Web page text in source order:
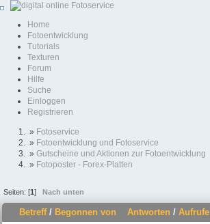
Home
Fotoentwicklung
Tutorials
Texturen
Forum
Hilfe
Suche
Einloggen
Registrieren
» Fotoservice
» Fotoentwicklung und Fotoservice
» Gutscheine und Aktionen zur Fotoentwicklung
» Fotoposter - Forex-Platten
Seiten: [1] Nach unten
Betreff/ Begonnen von Antworten / Aufrufe